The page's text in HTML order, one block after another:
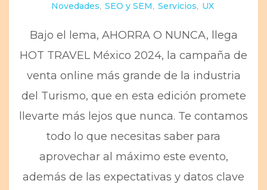
Novedades, SEO y SEM, Servicios, UX
Bajo el lema, AHORRA O NUNCA, llega
HOT TRAVEL México 2024, la campaña de
venta online más grande de la industria
del Turismo, que en esta edición promete
llevarte más lejos que nunca. Te contamos
todo lo que necesitas saber para
aprovechar al máximo este evento,
además de las expectativas y datos clave